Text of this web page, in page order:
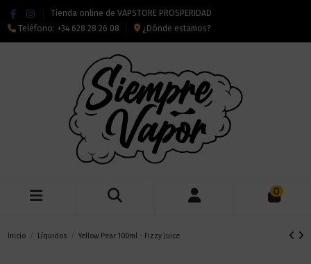
Tienda online de VAPSTORE PROSPERIDAD
Teléfono: +34 628 28 26 08 ¿Dónde estamos?
0
Inicio Líquidos Yellow Pear 100ml - Fizzy Juice